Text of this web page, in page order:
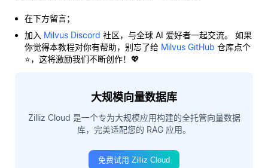
在下方留言；
加入 Milvus Discord 社区，与全球 AI 爱好者一起交流。 如果
你觉得本教程对你有帮助，别忘了给 Milvus GitHub 仓库点个
⭐，这将激励我们不断创作！💖
大规模向量数据库
Zilliz Cloud 是一个专为大规模应用构建的全托管向量数据
库，完美适配您的 RAG 应用。
免费试用 Zilliz Cloud